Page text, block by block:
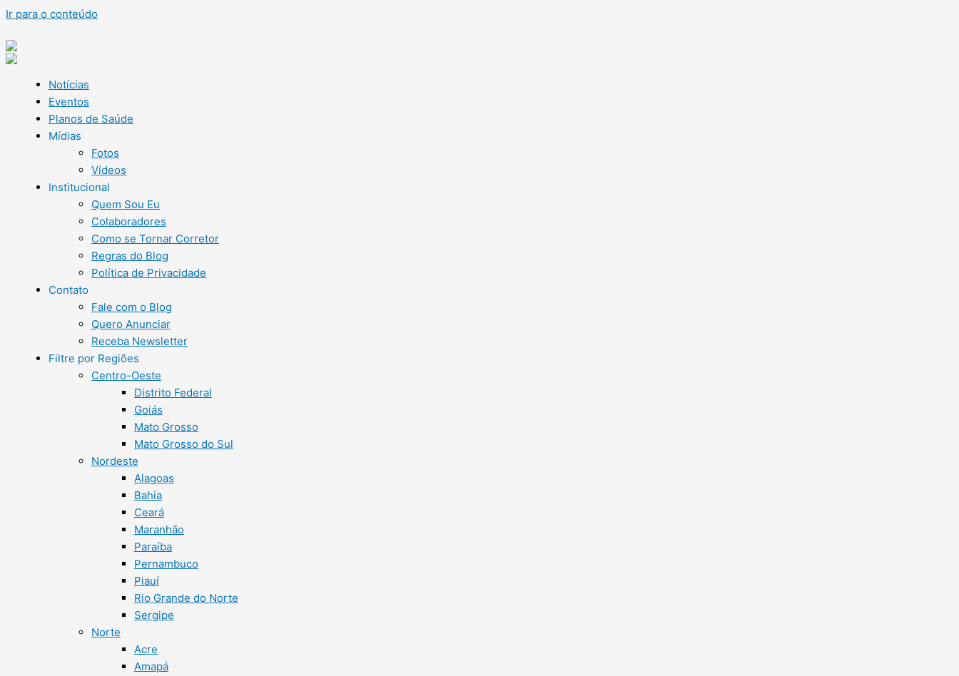
Ir para o conteúdo
Notícias
Eventos
Planos de Saúde
Mídias
Fotos
Vídeos
Institucional
Quem Sou Eu
Colaboradores
Como se Tornar Corretor
Regras do Blog
Política de Privacidade
Contato
Fale com o Blog
Quero Anunciar
Receba Newsletter
Filtre por Regiões
Centro-Oeste
Distrito Federal
Goiás
Mato Grosso
Mato Grosso do Sul
Nordeste
Alagoas
Bahia
Ceará
Maranhão
Paraíba
Pernambuco
Piauí
Rio Grande do Norte
Sergipe
Norte
Acre
Amapá